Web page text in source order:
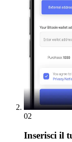
02
Inserisci il